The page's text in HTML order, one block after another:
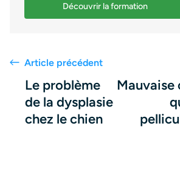
Découvrir la formation
Article précédent
Le problème
de la dysplasie
chez le chien
Mauvaise